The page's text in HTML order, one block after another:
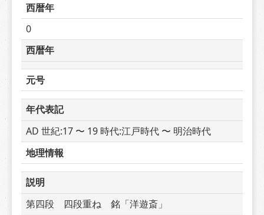
西暦年
0
西暦年
元号
年代表記
AD 世紀:17 〜 19 時代:江戸時代 〜 明治時代
地理情報
説明
第四段　四段重ね　銘「洋遊斎」